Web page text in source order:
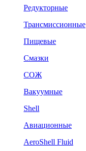
Редукторные
Трансмиссионные
Пищевые
Смазки
СОЖ
Вакуумные
Shell
Авиационные
AeroShell Fluid